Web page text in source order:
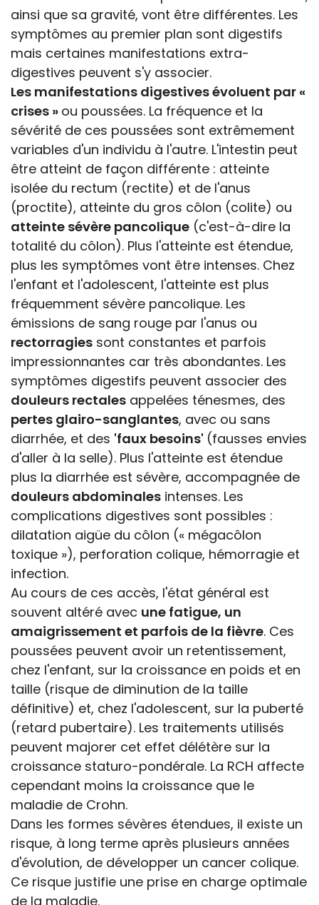
ainsi que sa gravité, vont être différentes. Les
symptômes au premier plan sont digestifs
mais certaines manifestations extra-
digestives peuvent s'y associer.
Les manifestations digestives évoluent par «
crises » ou poussées. La fréquence et la
sévérité de ces poussées sont extrêmement
variables d'un individu à l'autre. L'intestin peut
être atteint de façon différente : atteinte
isolée du rectum (rectite) et de l'anus
(proctite), atteinte du gros côlon (colite) ou
atteinte sévère pancolique (c'est-à-dire la
totalité du côlon). Plus l'atteinte est étendue,
plus les symptômes vont être intenses. Chez
l'enfant et l'adolescent, l'atteinte est plus
fréquemment sévère pancolique. Les
émissions de sang rouge par l'anus ou
rectorragies sont constantes et parfois
impressionnantes car très abondantes. Les
symptômes digestifs peuvent associer des
douleurs rectales appelées ténesmes, des
pertes glairo-sanglantes, avec ou sans
diarrhée, et des 'faux besoins' (fausses envies
d'aller à la selle). Plus l'atteinte est étendue
plus la diarrhée est sévère, accompagnée de
douleurs abdominales intenses. Les
complications digestives sont possibles :
dilatation aigüe du côlon (« mégacôlon
toxique »), perforation colique, hémorragie et
infection.
Au cours de ces accès, l'état général est
souvent altéré avec une fatigue, un
amaigrissement et parfois de la fièvre. Ces
poussées peuvent avoir un retentissement,
chez l'enfant, sur la croissance en poids et en
taille (risque de diminution de la taille
définitive) et, chez l'adolescent, sur la puberté
(retard pubertaire). Les traitements utilisés
peuvent majorer cet effet délétère sur la
croissance staturo-pondérale. La RCH affecte
cependant moins la croissance que le
maladie de Crohn.
Dans les formes sévères étendues, il existe un
risque, à long terme après plusieurs années
d'évolution, de développer un cancer colique.
Ce risque justifie une prise en charge optimale
de la maladie.